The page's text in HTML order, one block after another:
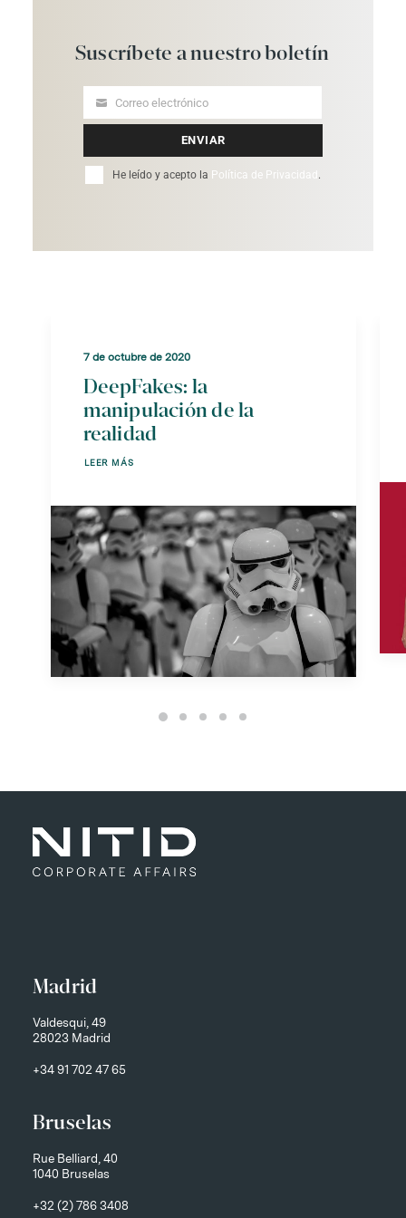
Suscríbete a nuestroboletín
Your
Correo electrónico
ENVIAR
He leído y acepto la Política de Privacidad .
7 de octubre de 2020
DeepFakes: la
manipulación de la
realidad
LEER MÁS
Madrid
Valdesqui, 49
28023 Madrid
+34 91 702 47 65
Bruselas
Rue Belliard, 40
1040 Bruselas
+32 (2) 786 3408